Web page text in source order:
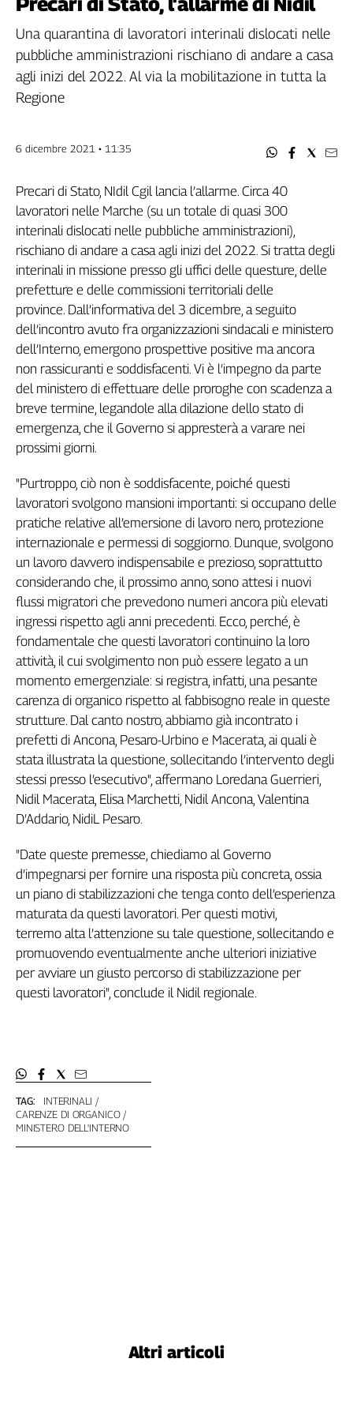
Filcams
Filctem
Fillea
Filt
Fiom
Flc
Nidil
Slc
Spi
Inca
Caaf
Speciali
G8
di
Genova,
il
sangue
ragione
120
Cgil
Collettiva
Academy
Collettiva
Collettiva
Talk
La
Collettiva
Sassolino
Linea
Economica
Tech
It
Inserti
Idea
Diffusa
InFlai
Le
trasmissioni
tv
L'Italia
nel
Lavoro
Territori
Una quarantina di lavoratori interinali dislocati nelle
pubbliche amministrazioni rischiano di andare a casa
agli inizi del 2022. Al via la mobilitazione in tutta la
Regione
6 dicembre 2021 • 11:35
TAG:
INTERINALI
CARENZE DI ORGANICO
MINISTERO DELL'INTERNO
Precari di Stato, NIdil Cgil lancia l’allarme. Circa 40
lavoratori nelle Marche (su un totale di quasi 300
interinali dislocati nelle pubbliche amministrazioni),
rischiano di andare a casa agli inizi del 2022. Si tratta degli
interinali in missione presso gli uffici delle questure, delle
prefetture e delle commissioni territoriali delle
province. Dall’informativa del 3 dicembre, a seguito
dell’incontro avuto fra organizzazioni sindacali e ministero
dell’Interno, emergono prospettive positive ma ancora
non rassicuranti e soddisfacenti. Vi è l’impegno da parte
del ministero di effettuare delle proroghe con scadenza a
breve termine, legandole alla dilazione dello stato di
emergenza, che il Governo si appresterà a varare nei
prossimi giorni.
"Purtroppo, ciò non è soddisfacente, poiché questi
lavoratori svolgono mansioni importanti: si occupano delle
pratiche relative all’emersione di lavoro nero, protezione
internazionale e permessi di soggiorno. Dunque, svolgono
un lavoro davvero indispensabile e prezioso, soprattutto
considerando che, il prossimo anno, sono attesi i nuovi
flussi migratori che prevedono numeri ancora più elevati
ingressi rispetto agli anni precedenti. Ecco, perché, è
fondamentale che questi lavoratori continuino la loro
attività, il cui svolgimento non può essere legato a un
momento emergenziale: si registra, infatti, una pesante
carenza di organico rispetto al fabbisogno reale in queste
strutture. Dal canto nostro, abbiamo già incontrato i
prefetti di Ancona, Pesaro-Urbino e Macerata, ai quali è
stata illustrata la questione, sollecitando l’intervento degli
stessi presso l’esecutivo", affermano Loredana Guerrieri,
Nidil Macerata, Elisa Marchetti, Nidil Ancona, Valentina
D’Addario, NidiL Pesaro.
"Date queste premesse, chiediamo al Governo
d’impegnarsi per fornire una risposta più concreta, ossia
un piano di stabilizzazioni che tenga conto dell’esperienza
maturata da questi lavoratori. Per questi motivi,
terremo alta l’attenzione su tale questione, sollecitando e
promuovendo eventualmente anche ulteriori iniziative
per avviare un giusto percorso di stabilizzazione per
questi lavoratori", conclude il Nidil regionale.
Altri articoli